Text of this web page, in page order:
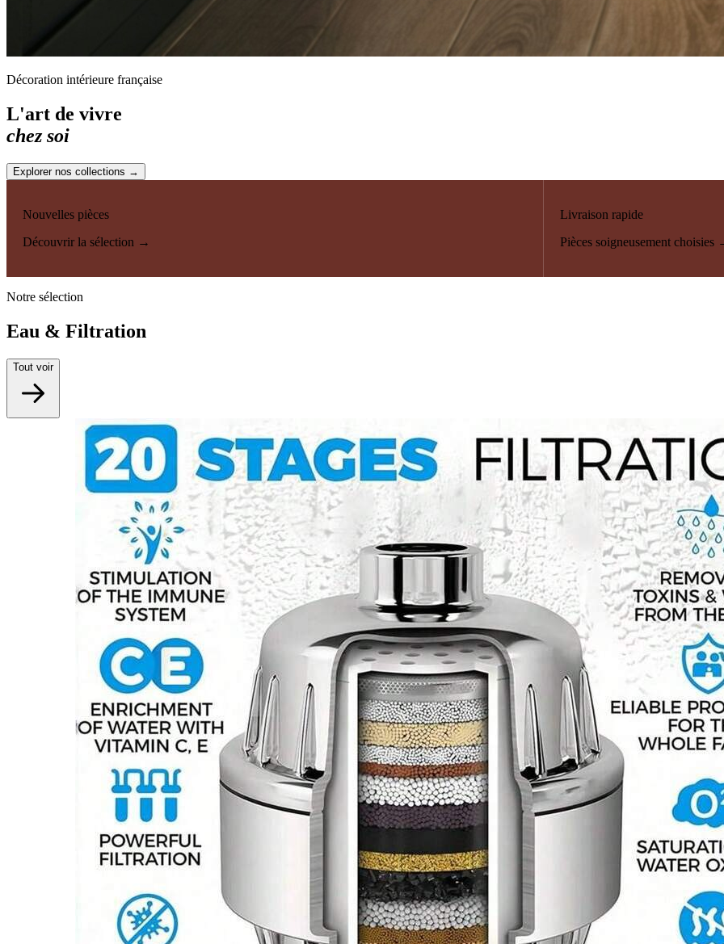
Décoration intérieure française
L'art de vivre
chez soi
Explorer nos collections →
Nouvelles pièces
Découvrir la sélection →
Livraison rapide
Pièces soigneusement choisies
Notre sélection
Eau & Filtration
Tout voir